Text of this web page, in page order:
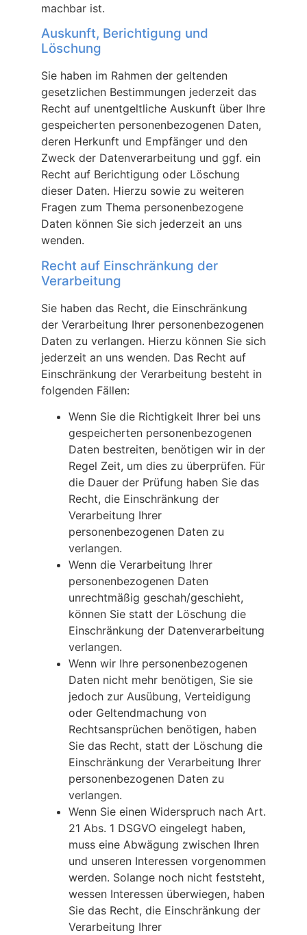
machbar ist.
Auskunft, Berichtigung und
Löschung
Sie haben im Rahmen der geltenden
gesetzlichen Bestimmungen jederzeit das
Recht auf unentgeltliche Auskunft über Ihre
gespeicherten personenbezogenen Daten,
deren Herkunft und Empfänger und den
Zweck der Datenverarbeitung und ggf. ein
Recht auf Berichtigung oder Löschung
dieser Daten. Hierzu sowie zu weiteren
Fragen zum Thema personenbezogene
Daten können Sie sich jederzeit an uns
wenden.
Recht auf Einschränkung der
Verarbeitung
Sie haben das Recht, die Einschränkung
der Verarbeitung Ihrer personenbezogenen
Daten zu verlangen. Hierzu können Sie sich
jederzeit an uns wenden. Das Recht auf
Einschränkung der Verarbeitung besteht in
folgenden Fällen:
Wenn Sie die Richtigkeit Ihrer bei uns
gespeicherten personenbezogenen
Daten bestreiten, benötigen wir in der
Regel Zeit, um dies zu überprüfen. Für
die Dauer der Prüfung haben Sie das
Recht, die Einschränkung der
Verarbeitung Ihrer
personenbezogenen Daten zu
verlangen.
Wenn die Verarbeitung Ihrer
personenbezogenen Daten
unrechtmäßig geschah/geschieht,
können Sie statt der Löschung die
Einschränkung der Datenverarbeitung
verlangen.
Wenn wir Ihre personenbezogenen
Daten nicht mehr benötigen, Sie sie
jedoch zur Ausübung, Verteidigung
oder Geltendmachung von
Rechtsansprüchen benötigen, haben
Sie das Recht, statt der Löschung die
Einschränkung der Verarbeitung Ihrer
personenbezogenen Daten zu
verlangen.
Wenn Sie einen Widerspruch nach Art.
21 Abs. 1 DSGVO eingelegt haben,
muss eine Abwägung zwischen Ihren
und unseren Interessen vorgenommen
werden. Solange noch nicht feststeht,
wessen Interessen überwiegen, haben
Sie das Recht, die Einschränkung der
Verarbeitung Ihrer